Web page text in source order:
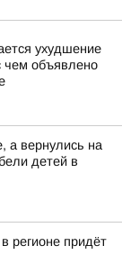
ухудшение
чем объявлено
а вернулись на
детей в
регионе придёт